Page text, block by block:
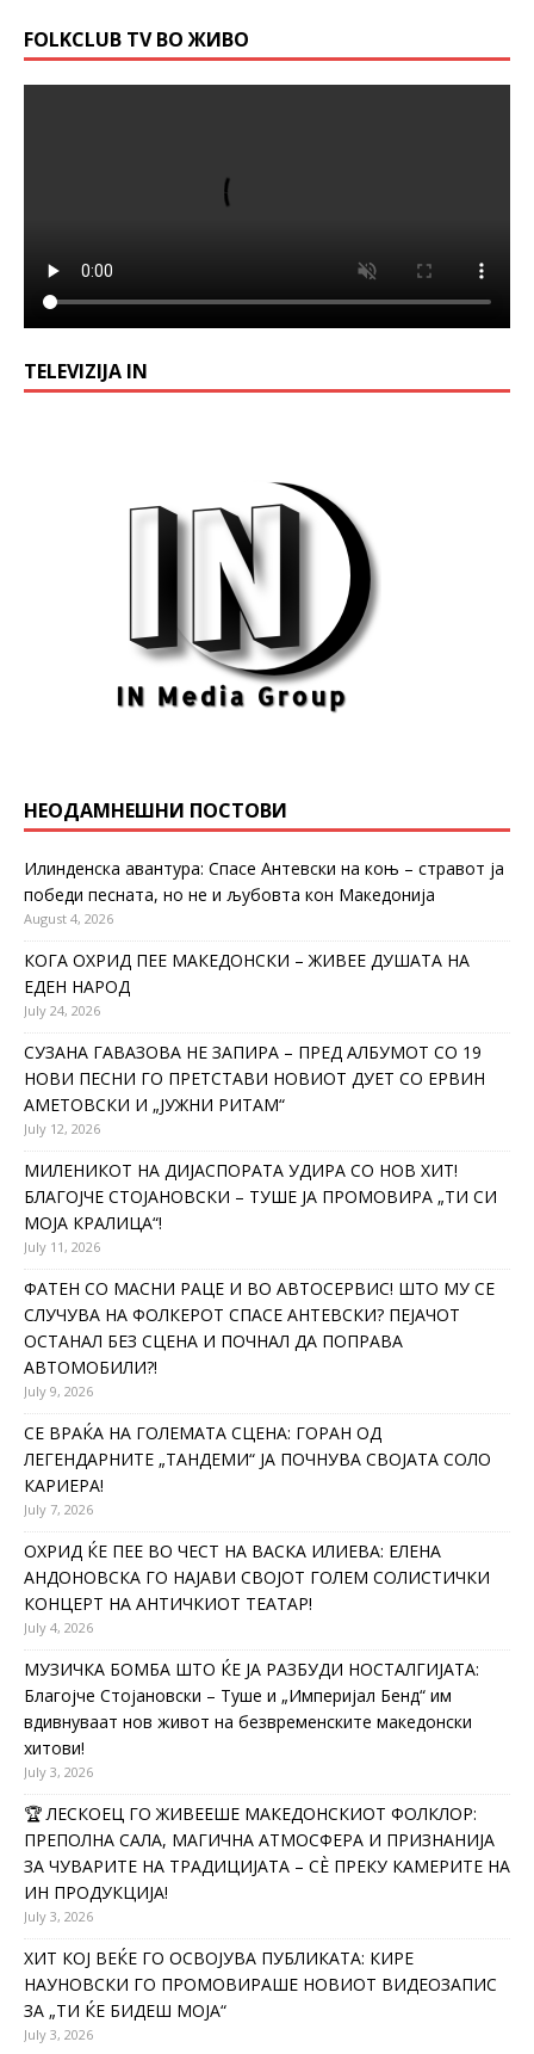
FOLKCLUB TV ВО ЖИВО
TELEVIZIJA IN
НЕОДАМНЕШНИ ПОСТОВИ
Илинденска авантура: Спасе Антевски на коњ – стравот ја
победи песната, но не и љубовта кон Македонија
August 4, 2026
КОГА ОХРИД ПЕЕ МАКЕДОНСКИ – ЖИВЕЕ ДУШАТА НА
ЕДЕН НАРОД
July 24, 2026
СУЗАНА ГАВАЗОВА НЕ ЗАПИРА – ПРЕД АЛБУМОТ СО 19
НОВИ ПЕСНИ ГО ПРЕТСТАВИ НОВИОТ ДУЕТ СО ЕРВИН
АМЕТОВСКИ И „ЈУЖНИ РИТАМ“
July 12, 2026
МИЛЕНИКОТ НА ДИЈАСПОРАТА УДИРА СО НОВ ХИТ!
БЛАГОЈЧЕ СТОЈАНОВСКИ – ТУШЕ ЈА ПРОМОВИРА „ТИ СИ
МОЈА КРАЛИЦА“!
July 11, 2026
ФАТЕН СО МАСНИ РАЦЕ И ВО АВТОСЕРВИС! ШТО МУ СЕ
СЛУЧУВА НА ФОЛКЕРОТ СПАСЕ АНТЕВСКИ? ПЕЈАЧОТ
ОСТАНАЛ БЕЗ СЦЕНА И ПОЧНАЛ ДА ПОПРАВА
АВТОМОБИЛИ?!
July 9, 2026
СЕ ВРАЌА НА ГОЛЕМАТА СЦЕНА: ГОРАН ОД
ЛЕГЕНДАРНИТЕ „ТАНДЕМИ“ ЈА ПОЧНУВА СВОЈАТА СОЛО
КАРИЕРА!
July 7, 2026
ОХРИД ЌЕ ПЕЕ ВО ЧЕСТ НА ВАСКА ИЛИЕВА: ЕЛЕНА
АНДОНОВСКА ГО НАЈАВИ СВОЈОТ ГОЛЕМ СОЛИСТИЧКИ
КОНЦЕРТ НА АНТИЧКИОТ ТЕАТАР!
July 4, 2026
МУЗИЧКА БОМБА ШТО ЌЕ ЈА РАЗБУДИ НОСТАЛГИЈАТА:
Благојче Стојановски – Туше и „Империјал Бенд“ им
вдивнуваат нов живот на безвременските македонски
хитови!
July 3, 2026
🏆 ЛЕСКОЕЦ ГО ЖИВЕЕШЕ МАКЕДОНСКИОТ ФОЛКЛОР:
ПРЕПОЛНА САЛА, МАГИЧНА АТМОСФЕРА И ПРИЗНАНИЈА
ЗА ЧУВАРИТЕ НА ТРАДИЦИЈАТА – СÈ ПРЕКУ КАМЕРИТЕ НА
ИН ПРОДУКЦИЈА!
July 3, 2026
ХИТ КОЈ ВЕЌЕ ГО ОСВОЈУВА ПУБЛИКАТА: КИРЕ
НАУНОВСКИ ГО ПРОМОВИРАШЕ НОВИОТ ВИДЕОЗАПИС
ЗА „ТИ ЌЕ БИДЕШ МОЈА“
July 3, 2026